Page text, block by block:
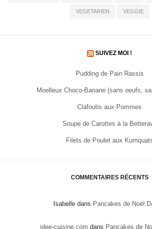
VEGETARIEN VEGGIE
SUIVEZ MOI !
Pudding de Pain Rassis
Moelleux Choco-Banane (sans oeufs,
Clafoutis aux Pommes
Soupe de Carottes à la
Filets de Poulet aux
COMMENTAIRES RÉCENTS
Isabelledans Pancakes de Noël
idee-cuisine.com dans Pancakes de